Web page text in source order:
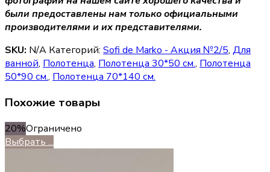
были предоставлены нам только официальными
производителями и их представителями.
SKU: N/A Категорий: Sofi de Marko - Акция №2/5, Для
ванной, Полотенца, Полотенца 30*50 см., Полотенца
50*90 см., Полотенца 70*140 см.
Похожие товары
20%Ограничено
Выбрать ...